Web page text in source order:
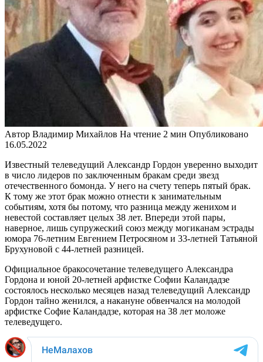
Автор Владимир Михайлов На чтение 2 мин Опубликовано
16.05.2022
Известный телеведущий Александр Гордон уверенно выходит
в число лидеров по заключенным бракам среди звезд
отечественного бомонда. У него на счету теперь пятый брак.
К тому же этот брак можно отнести к занимательным
событиям, хотя бы потому, что разница между женихом и
невестой составляет целых 38 лет. Впереди этой пары,
наверное, лишь супружеский союз между могиканам эстрады
юмора 76-летним Евгением Петросяном и 33-летней Татьяной
Брухуновой с 44-летней разницей.
Официальное бракосочетание телеведущего Александра
Гордона и юной 20-летней арфистке Софии Каландадзе
состоялось несколько месяцев назад телеведущий Александр
Гордон тайно женился, а накануне обвенчался на молодой
арфистке Софие Каландадзе, которая на 38 лет моложе
телеведущего.